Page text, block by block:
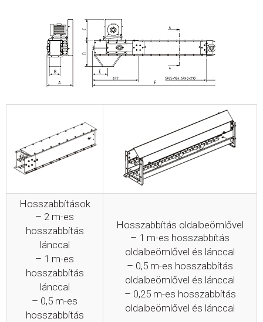
Hosszabbítások
– 2 m-es
hosszabbítás
lánccal
– 1 m-es
hosszabbítás
lánccal
– 0,5 m-es
hosszabbítás
Hosszabbítás oldalbeömlővel
– 1 m-es hosszabbítás
oldalbeömlővel és lánccal
– 0,5 m-es hosszabbítás
oldalbeömlővel és lánccal
– 0,25 m-es hosszabbítás
oldalbeömlővel és lánccal